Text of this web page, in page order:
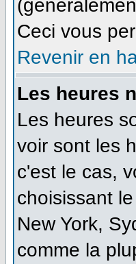
Ceci vous
Revenir en
Les heures
Les heures
voir sont les
c'est le cas,
choisissant
New York,
comme la